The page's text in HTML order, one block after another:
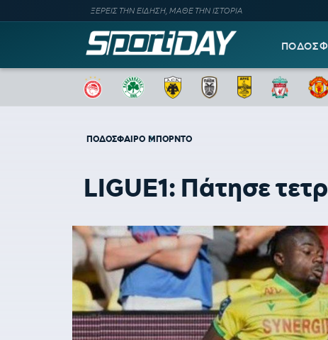
ΞΕΡΕΙΣ ΤΗΝ ΕΙΔΗΣΗ, ΜΑΘΕ ΤΗΝ ΙΣΤΟΡΙΑ
ΠΟΔΟΣΦΑΙΡΟ ΜΠΟΡΝΤΟ
LIGUE1: Πάτησε